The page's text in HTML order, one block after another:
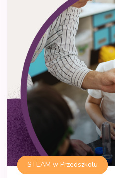
STEAM w Przedszkolu